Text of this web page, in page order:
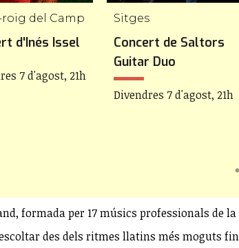
del Camp
d'Inés Issel
7 d'agost, 21h
Sitges
Concert de Saltors
Guitar Duo
Divendres 7 d'agost, 21h
formada per 17 músics professionals de
escoltar des dels ritmes llatins més moguts